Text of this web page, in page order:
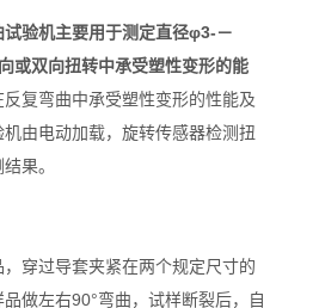
验机主要用于测定直径φ3-－
或双向扭转中承受塑性变形的能
复弯曲中承受塑性变形的性能及
由电动加载，旋转传感器检测扭
果。
过导套夹紧在两个规定尺寸的
做左右90°弯曲，试样断裂后，自